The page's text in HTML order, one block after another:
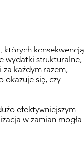
których konsekwencją
wydatki strukturalne,
każdym razem,
okazuje się, czy
efektywniejszym
w zamian mogła